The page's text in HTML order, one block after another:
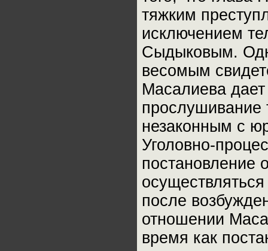
тяжким
исключением
Сыдыковым.
весомым
Масалиева
прослушивание
незаконным с
Уголовно-
постановление
после
отношении
время как